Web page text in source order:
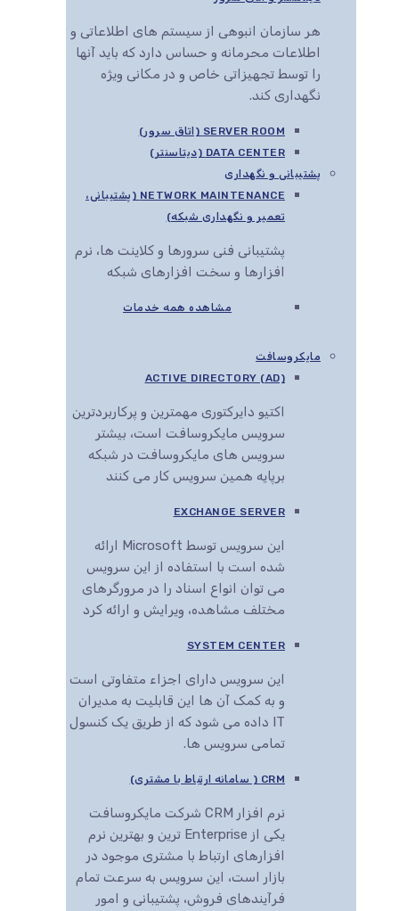
هر سازمان انبوهی از سیستم های اطلاعاتی و
اطلاعات محرمانه و حساس دارد که باید آنها
را توسط تجهیزاتی خاص و در مکانی ویژه
نگهداری کند.
SERVER ROOM (اتاق سرور)
DATA CENTER (دیتاسنتر)
پشتیبانی و نگهداری
NETWORK MAINTENANCE (پشتیبانی،
تعمیر و نگهداری شبکه)
پشتیبانی فنی سرورها و کلاینت ها، نرم
افزارها و سخت افزارهای شبکه
مشاهده همه خدمات
مایکروسافت
ACTIVE DIRECTORY (AD)
اکتیو دایرکتوری مهمترین و پرکاربردترین
سرویس مایکروسافت است، بیشتر
سرویس های مایکروسافت در شبکه
برپایه همین سرویس کار می کنند
EXCHANGE SERVER
این سرویس توسط Microsoft ارائه
شده است با استفاده از این سرویس
می توان انواع اسناد را در مرورگرهای
مختلف مشاهده، ویرایش و ارائه کرد
SYSTEM CENTER
این سرویس دارای اجزاء متفاوتی است
و به کمک آن ها این قابلیت به مدیران
IT داده می شود که از طریق یک کنسول
تمامی سرویس ها.
CRM ( سامانه ارتباط با مشتری)
نرم افزار CRM شرکت مایکروسافت
یکی از Enterprise ترین و بهترین نرم
افزارهای ارتباط با مشتری موجود در
بازار است، این سرویس به سرعت تمام
فرآیندهای فروش، پشتیبانی و امور